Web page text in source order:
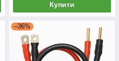
Купити
–36%